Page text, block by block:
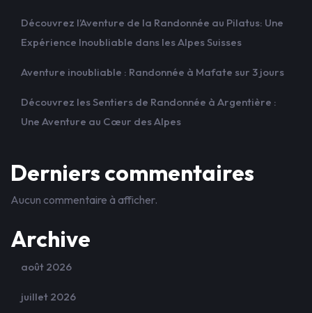
Découvrez l’Aventure de la Randonnée au Pilatus: Une
Expérience Inoubliable dans les Alpes Suisses
Aventure inoubliable : Randonnée à Mafate sur 3 jours
Découvrez les Sentiers de Randonnée à Argentière :
Une Aventure au Cœur des Alpes
Derniers commentaires
Aucun commentaire à afficher.
Archive
août 2026
juillet 2026